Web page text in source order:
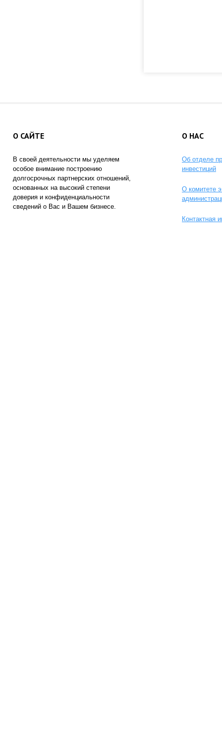
О САЙТЕ
В своей деятельности мы уделяем
особое внимание построению
долгосрочных партнерских отношений,
основанных на высокий степени
доверия и конфиденциальности
сведений о Вас и Вашем бизнесе.
О НАС
Об отделе
инвестиций
О комитете
Контактная